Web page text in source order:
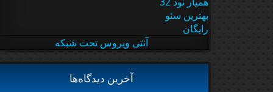
بهترین سئو
رایگان
آنتی ویروس تحت شبکه
آخرین دیدگاه‌ها